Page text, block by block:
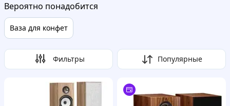
Вероятно понадобится
Ваза для конфет
Фильтры Популярные